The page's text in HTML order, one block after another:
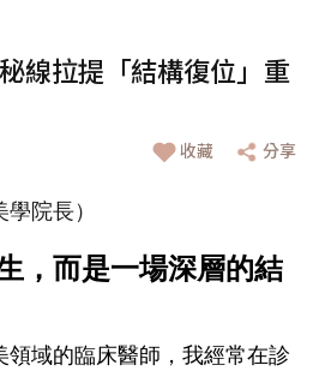
線拉提「結構復位」重
收藏 分享
院長）
，而是一場深層的結
領域的臨床醫師，我經常在診